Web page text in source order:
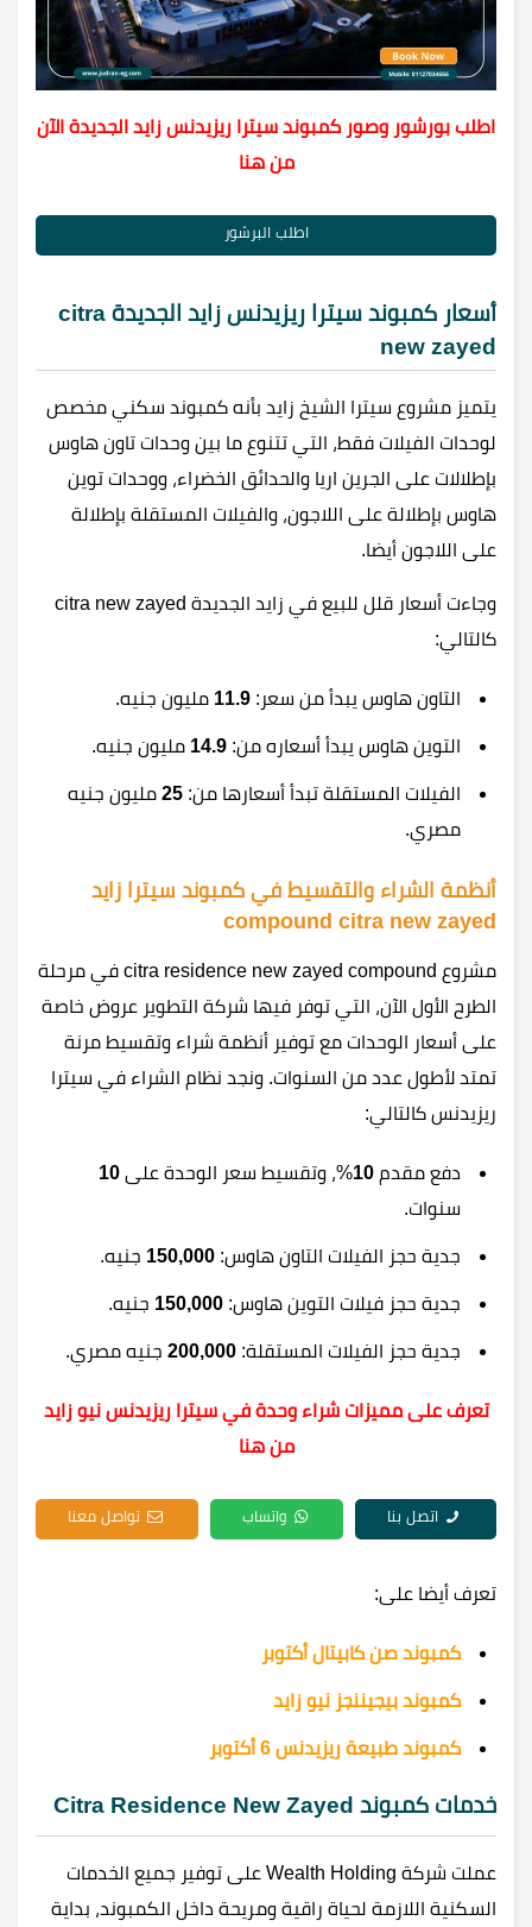
اطلب بورشور وصور كمبوند سيترا ريزيدنس زايد الجديدة الآن
من هنا
اطلب البرشور
أسعار كمبوند سيترا ريزيدنس زايد الجديدة citra
new zayed
يتميز مشروع سيترا الشيخ زايد بأنه كمبوند سكني مخصص
لوحدات الفيلات فقط، التي تتنوع ما بين وحدات تاون هاوس
بإطلالات على الجرين اريا والحدائق الخضراء، ووحدات توين
هاوس بإطلالة على اللاجون، والفيلات المستقلة بإطلالة
على اللاجون أيضا.
وجاءت أسعار قلل للبيع في زايد الجديدة citra new zayed
كالتالي:
التاون هاوس يبدأ من سعر: 11.9 مليون جنيه.
التوين هاوس يبدأ أسعاره من: 14.9 مليون جنيه.
الفيلات المستقلة تبدأ أسعارها من:
مليون جنيه
مصري.
أنظمة الشراء والتقسيط في كمبوند سيترا زايد
compound citra new zayed
مشروع citra residence new zayed compound في مرحلة
الطرح الأول الآن، التي توفر فيها شركة التطوير عروض خاصة
على أسعار الوحدات مع توفير أنظمة شراء وتقسيط مرنة
تمتد لأطول عدد من السنوات. ونجد نظام الشراء في سيترا
ريزيدنس كالتالي:
دفع مقدم 10%، وتقسيط سعر الوحدة على 10
سنوات.
جدية حجز الفيلات التاون هاوس: 150,000 جنيه.
جدية حجز فيلات التوين هاوس: 150,000 جنيه.
جدية حجز الفيلات المستقلة: جنيه مصري.
تعرف على مميزات شراء وحدة في سيترا ريزيدنس نيو زايد
من هنا
اتصل بنا واتساب تواصل معنا
تعرف أيضا على:
كمبوند صن كابيتال أكتوبر
كمبوند بيجيننجز نيو زايد
كمبوند طبيعة ريزيدنس 6 أكتوبر
خدمات كمبوند Citra Residence New Zayed
عملت شركة Wealth Holding على توفير جميع الخدمات
السكنية اللازمة لحياة راقية ومريحة داخل الكمبوند، بداية